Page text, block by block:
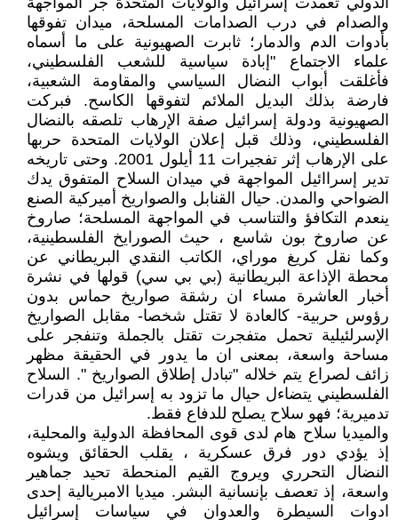
والصدام في درب الصدامات المسلحة، ميدان تفوقها
بأدوات الدم والدمار؛ ثابرت الصهيونية على ما أسماه
علماء الاجتماع "إبادة سياسية للشعب الفلسطيني،
فأغلقت أبواب النضال السياسي والمقاومة الشعبية،
فارضة بذلك البديل الملائم لتفوقها الكاسح. فبركت
الصهيونية ودولة إسرائيل صفة الإرهاب تلصقه بالنضال
الفلسطيني، وذلك قبل إعلان الولايات المتحدة حربها
على الإرهاب إثر تفجيرات 11 أيلول 2001. وحتى تاريخه
تدير إسراائيل المواجهة في ميدان السلاح المتفوق يدك
الضواحي والمدن. حيال القنابل والصواريخ أميركية الصنع
ينعدم التكافؤ والتناسب في المواجهة المسلحة؛ صاروخ
عن صاروخ بون شاسع ، حيث الصورايخ الفلسطينية،
وكما نقل كريغ موراي، الكاتب النقدي البريطاني عن
محطة الإذاعة البريطانية (بي بي سي) قولها في نشرة
أخبار العاشرة مساء ان رشقة صواريخ حماس بدون
رؤوس حربية- كالعادة لا تقتل شخصا- مقابل الصواريخ
الإسرلئيلية تحمل متفجرت تقتل بالجملة وتنفجر على
مساحة واسعة، بمعنى ان ما يدور في الحقيقة مظهر
زائف لصراع يتم خلاله "تبادل إطلاق الصواريخ ". السلاح
الفلسطيني يتضاءل حيال ما تزود به إسرائيل من قدرات
تدميرية؛ فهو سلاح يصلح للدفاع فقط.
والميديا سلاح هام لدى قوى المحافظة الدولية والمحلية،
إذ يؤدي دور فرق عسكرية ، يقلب الحقائق ويشوه
النضال التحرري ويروج القيم المنحطة تحيد جماهير
واسعة، إذ تعصف بإنسانية البشر. ميديا الامبريالية إحدى
ادوات السيطرة والعدوان في سياسات إسرائيل